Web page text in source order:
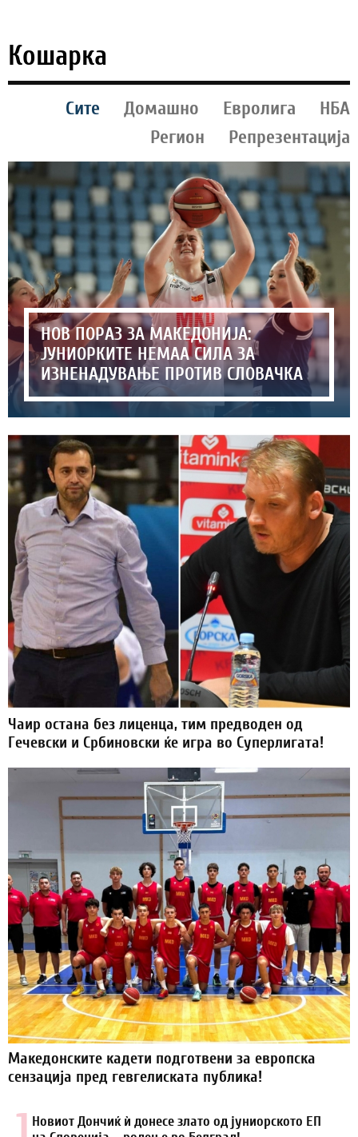
Кошарка
Сите Домашно Евролига
НБА
Регион
Репрезентација
НОВ ПОРАЗ ЗА МАКЕДОНИЈА:
ЈУНИОРКИТЕ НЕМАА СИЛА ЗА
ИЗНЕНАДУВАЊЕ ПРОТИВ СЛОВАЧКА
Чаир остана без лиценца, тим предводен од
Гечевски и Србиновски ќе игра во Суперлигата!
Македонските кадети подготвени за европска
сензација пред гевгелиската публика!
Новиот Дончиќ ѝ донесе злато од јуниорското ЕП